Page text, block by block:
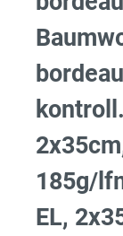
185g/
EL,